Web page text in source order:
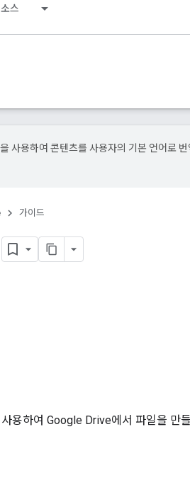
스
사용하여 콘텐츠를 사용자의 기본 언어로
가이드
용하여 Google Drive에서 파일을 만